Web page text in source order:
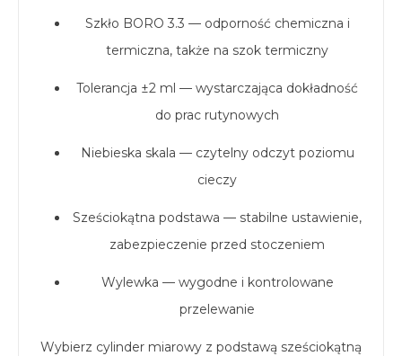
Szkło BORO 3.3 — odporność chemiczna i
termiczna, także na szok termiczny
Tolerancja ±2 ml — wystarczająca dokładność
do prac rutynowych
Niebieska skala — czytelny odczyt poziomu
cieczy
Sześciokątna podstawa — stabilne ustawienie,
zabezpieczenie przed stoczeniem
Wylewka — wygodne i kontrolowane
przelewanie
Wybierz cylinder miarowy z podstawą sześciokątną